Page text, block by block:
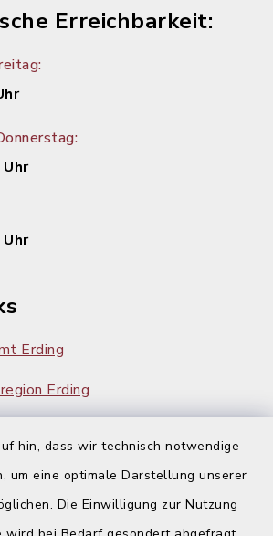
hin, dass wir technisch notwendige
um eine optimale Darstellung unserer
Die Einwilligung zur Nutzung
Erreichbarkeit:
Erding
Erding